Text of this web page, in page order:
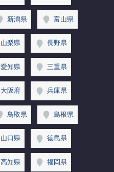
新潟県 富山県
山梨県 長野県
愛知県 三重県
大阪府 兵庫県
鳥取県 島根県
山口県 徳島県
高知県 福岡県